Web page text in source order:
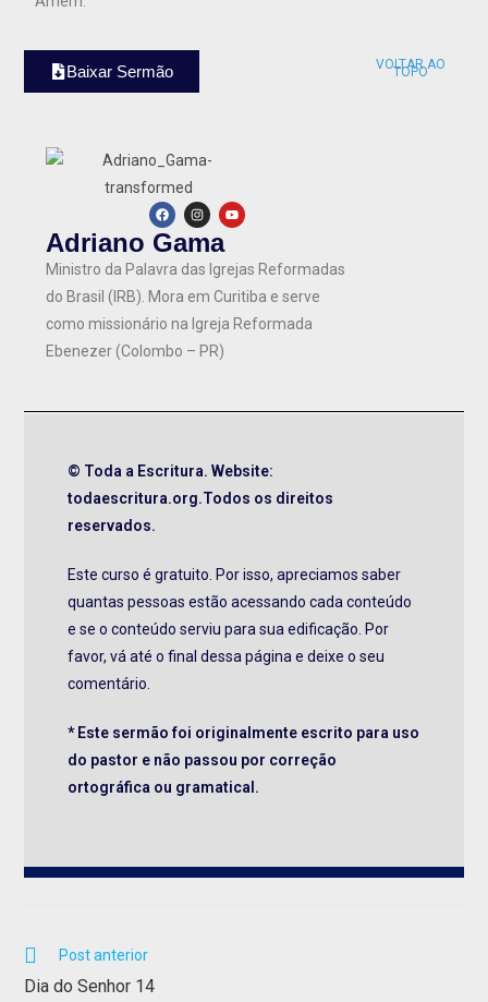
Baixar Sermão VOLTAR AO
TOPO
Adriano Gama
Ministro da Palavra das Igrejas Reformadas
do Brasil (IRB). Mora em Curitiba e serve
como missionário na Igreja Reformada
Ebenezer (Colombo – PR)
© Toda a Escritura. Website:
todaescritura.org.Todos os direitos
reservados.
Este curso é gratuito. Por isso, apreciamos saber
quantas pessoas estão acessando cada conteúdo
e se o conteúdo serviu para sua edificação. Por
favor, vá até o final dessa página e deixe o seu
comentário.
* Este sermão foi originalmente escrito para uso
do pastor e não passou por correção
ortográfica ou gramatical.
Post anterior
Dia do Senhor 14